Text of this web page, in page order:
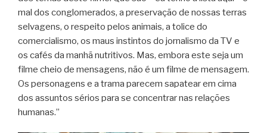
mal dos conglomerados, a preservação de nossas terras
selvagens, o respeito pelos animais, a tolice do
comercialismo, os maus instintos do jornalismo da TV e
os cafés da manhã nutritivos. Mas, embora este seja um
filme cheio de mensagens, não é um filme de mensagem.
Os personagens e a trama parecem sapatear em cima
dos assuntos sérios para se concentrar nas relações
humanas.”